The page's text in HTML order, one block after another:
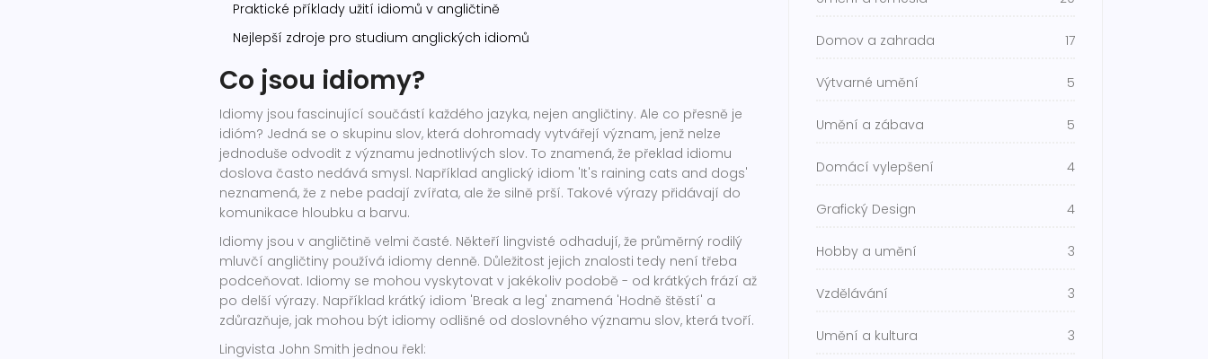
Praktické příklady užití idiomů v angličtině
Nejlepší zdroje pro studium anglických idiomů
Co jsou idiomy?
Idiomy jsou fascinující součástí každého jazyka, nejen angličtiny. Ale co přesně je
idióm? Jedná se o skupinu slov, která dohromady vytvářejí význam, jenž nelze
jednoduše odvodit z významu jednotlivých slov. To znamená, že překlad idiomu
doslova často nedává smysl. Například anglický idiom 'It's raining cats and dogs'
neznamená, že z nebe padají zvířata, ale že silně prší. Takové výrazy přidávají do
komunikace hloubku a barvu.
Idiomy jsou v angličtině velmi časté. Někteří lingvisté odhadují, že průměrný rodilý
mluvčí angličtiny používá idiomy denně. Důležitost jejich znalosti tedy není třeba
podceňovat. Idiomy se mohou vyskytovat v jakékoliv podobě - od krátkých frází až
po delší výrazy. Například krátký idiom 'Break a leg' znamená 'Hodně štěstí' a
zdůrazňuje, jak mohou být idiomy odlišné od doslovného významu slov, která tvoří.
Lingvista John Smith jednou řekl:
Domov a zahrada 17
Výtvarné umění 5
Umění a zábava 5
Domácí vylepšení 4
Grafický Design 4
Hobby a umění 3
Vzdělávání 3
Umění a kultura 3